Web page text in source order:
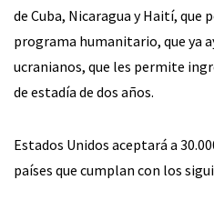
de Cuba, Nicaragua y Haití, que
programa humanitario, que ya
ucranianos, que les permite
de estadía de dos años.
Estados Unidos aceptará a
países que cumplan con los